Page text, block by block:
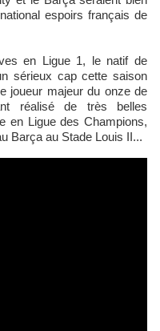
espoirs français de
en Ligue 1, le natif de
sérieux cap cette saison
joueur majeur du onze de
réalisé de très belles
en Ligue des Champions,
Barça au Stade Louis II...